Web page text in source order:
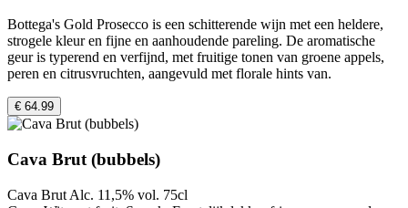
Bottega's Gold Prosecco is een schitterende wijn met een heldere,
strogele kleur en fijne en aanhoudende pareling. De aromatische
geur is typerend en verfijnd, met fruitige tonen van groene appels,
peren en citrusvruchten, aangevuld met florale hints van.
€ 64.99
Cava Brut (bubbels)
Cava Brut Alc. 11,5% vol. 75cl